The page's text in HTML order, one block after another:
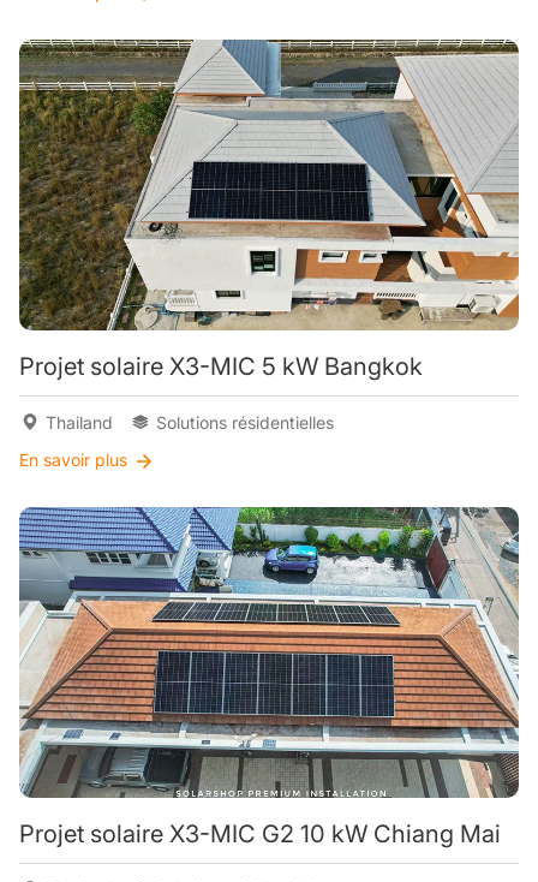
Projet solaire X3-MIC 5 kW Bangkok
Thailand
Solutions résidentielles
En savoir plus
Projet solaire X3-MIC G2 10 kW Chiang Mai